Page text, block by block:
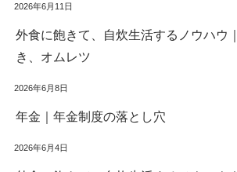
2026年6月11日
外食に飽きて、自炊生活するノウハウ
き、オムレツ
2026年6月8日
年金｜年金制度の落とし穴
2026年6月4日